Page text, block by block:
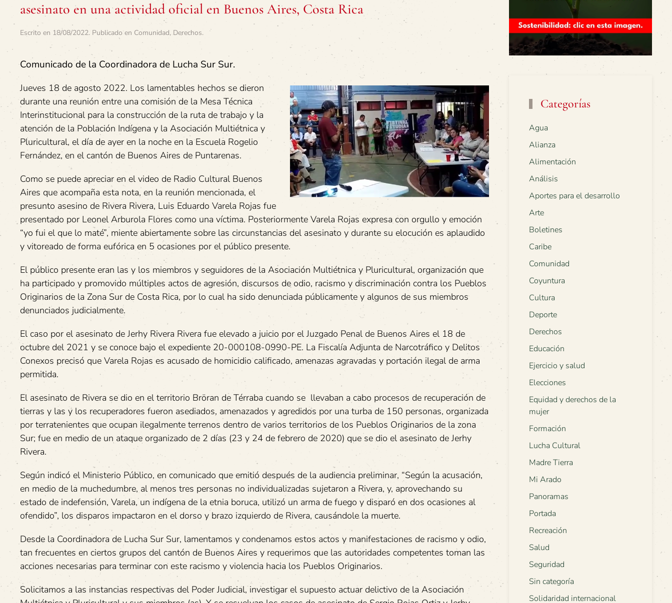
asesinato en una actividad oficial en Buenos Aires, Costa Rica
Escrito en 18/08/2022. Publicado en Comunidad, Derechos.
Comunicado de la Coordinadora de Lucha Sur Sur.
Jueves 18 de agosto 2022. Los lamentables hechos se dieron
durante una reunión entre una comisión de la Mesa Técnica
Interinstitucional para la construcción de la ruta de trabajo y la
atención de la Población Indígena y la Asociación Multiétnica y
Pluricultural, el día de ayer en la noche en la Escuela Rogelio
Fernández, en el cantón de Buenos Aires de Puntarenas.
Como se puede apreciar en el video de Radio Cultural Buenos
Aires que acompaña esta nota, en la reunión mencionada, el
presunto asesino de Rivera Rivera, Luis Eduardo Varela Rojas fue
presentado por Leonel Arburola Flores como una víctima. Posteriormente Varela Rojas expresa con orgullo y emoción
“yo fui el que lo maté”, miente abiertamente sobre las circunstancias del asesinato y durante su elocución es aplaudido
y vitoreado de forma eufórica en 5 ocasiones por el público presente.
El público presente eran las y los miembros y seguidores de la Asociación Multiétnica y Pluricultural, organización que
ha participado y promovido múltiples actos de agresión, discursos de odio, racismo y discriminación contra los Pueblos
Originarios de la Zona Sur de Costa Rica, por lo cual ha sido denunciada públicamente y algunos de sus miembros
denunciados judicialmente.
El caso por el asesinato de Jerhy Rivera Rivera fue elevado a juicio por el Juzgado Penal de Buenos Aires el 18 de
octubre del 2021 y se conoce bajo el expediente 20-000108-0990-PE. La Fiscalía Adjunta de Narcotráfico y Delitos
Conexos precisó que Varela Rojas es acusado de homicidio calificado, amenazas agravadas y portación ilegal de arma
permitida.
El asesinato de Rivera se dio en el territorio Bröran de Térraba cuando se llevaban a cabo procesos de recuperación de
tierras y las y los recuperadores fueron asediados, amenazados y agredidos por una turba de 150 personas, organizada
por terratenientes que ocupan ilegalmente terrenos dentro de varios territorios de los Pueblos Originarios de la zona
Sur; fue en medio de un ataque organizado de 2 días (23 y 24 de febrero de 2020) que se dio el asesinato de Jerhy
Rivera.
Según indicó el Ministerio Público, en comunicado que emitió después de la audiencia preliminar, “Según la acusación,
en medio de la muchedumbre, al menos tres personas no individualizadas sujetaron a Rivera, y, aprovechando su
estado de indefensión, Varela, un indígena de la etnia boruca, utilizó un arma de fuego y disparó en dos ocasiones al
ofendido”, los disparos impactaron en el dorso y brazo izquierdo de Rivera, causándole la muerte.
Desde la Coordinadora de Lucha Sur Sur, lamentamos y condenamos estos actos y manifestaciones de racismo y odio,
tan frecuentes en ciertos grupos del cantón de Buenos Aires y requerimos que las autoridades competentes toman las
acciones necesarias para terminar con este racismo y violencia hacia los Pueblos Originarios.
Solicitamos a las instancias respectivas del Poder Judicial, investigar el supuesto actuar delictivo de la Asociación
Categorías
Agua
Alianza
Alimentación
Análisis
Aportes para el desarrollo
Arte
Boletines
Caribe
Comunidad
Coyuntura
Cultura
Deporte
Derechos
Educación
Ejercicio y salud
Elecciones
Equidad y derechos de la
mujer
Formación
Lucha Cultural
Madre Tierra
Mi Arado
Panoramas
Portada
Recreación
Salud
Seguridad
Sin categoría
Solidaridad internacional